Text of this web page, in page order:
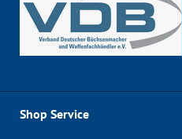
Shop Service